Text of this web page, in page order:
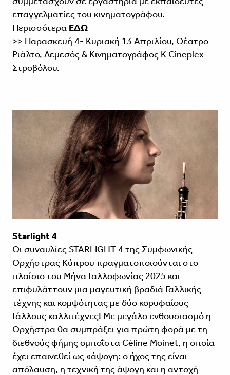
επαγγελματίες του κινηματογράφου.
Περισσότερα ΕΔΩ
>> Παρασκευή 4- Κυριακή 13 Απριλίου, Θέατρο
Ριάλτο, Λεμεσός & Κινηματογράφος K Cineplex
Στροβόλου.
Starlight 4
Οι συναυλίες STARLIGHT 4 της Συμφωνικής
Ορχήστρας Κύπρου πραγματοποιούνται στο
πλαίσιο του Μήνα Γαλλοφωνίας 2025 και
επιφυλάττουν μια μαγευτική βραδιά Γαλλικής
τέχνης και κομψότητας με δύο κορυφαίους
Γάλλους καλλιτέχνες! Με μεγάλο ενθουσιασμό η
Ορχήστρα θα συμπράξει για πρώτη φορά με τη
διεθνούς φήμης ομποΐστα Céline Moinet, η οποία
έχει επαινεθεί ως «άψογη: ο ήχος της είναι
απόλαυση, η τεχνική της άψογη και η αντοχή